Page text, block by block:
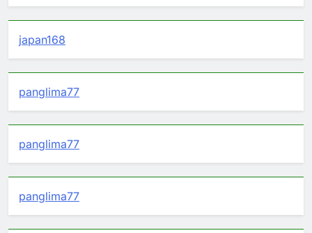
japan168
panglima77
panglima77
panglima77